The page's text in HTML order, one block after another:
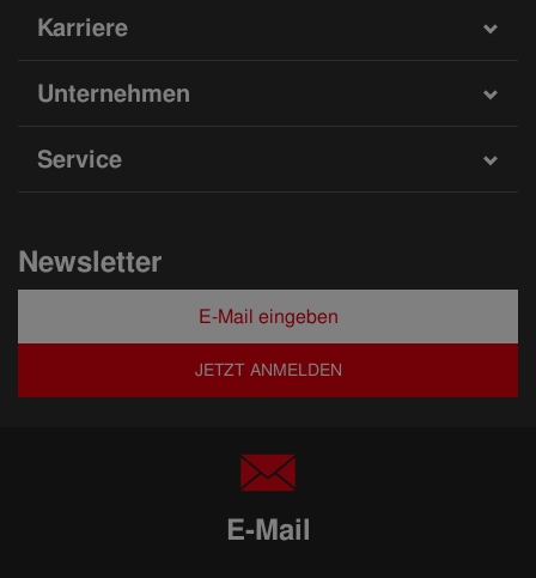
Karriere
Unternehmen
Service
Newsletter
JETZT ANMELDEN
E-Mail